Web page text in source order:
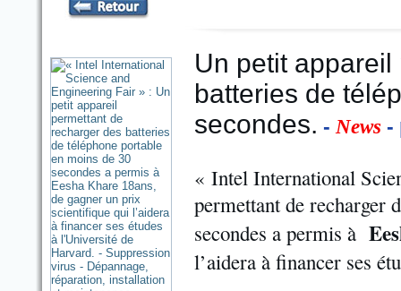
Un petit
batteries de
secondes. - News -
« Intel International
permettant de recharger
secondes a permis à
l’aidera à financer ses